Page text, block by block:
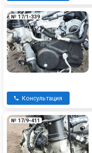
№ 17/1-339
Консультация
№ 17/9-411